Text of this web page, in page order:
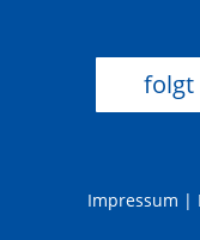
folgt
Impressum |